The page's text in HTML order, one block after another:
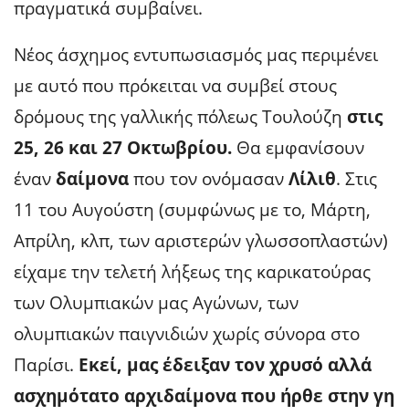
πραγματικά συμβαίνει.
Νέος άσχημος εντυπωσιασμός μας περιμένει
με αυτό που πρόκειται να συμβεί στους
δρόμους της γαλλικής πόλεως Τουλούζη στις
25, 26 και 27 Οκτωβρίου. Θα εμφανίσουν
έναν δαίμοναπου τον ονόμασανΛίλιθ. Στις
11 του Αυγούστη (συμφώνως με το, Μάρτη,
Απρίλη, κλπ, των αριστερών γλωσσοπλαστών)
είχαμε την τελετή λήξεως της καρικατούρας
των Ολυμπιακών μας Αγώνων, των
ολυμπιακών παιγνιδιών χωρίς σύνορα στο
Παρίσι. Εκεί, μας έδειξαν τον χρυσό αλλά
ασχημότατο αρχιδαίμονα που ήρθε στην γη